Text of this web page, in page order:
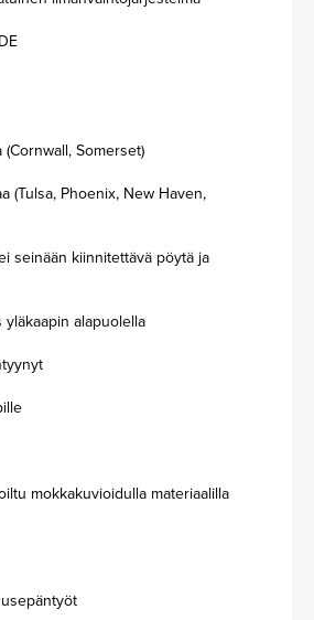
Somerset)
(Tulsa, Phoenix, New Haven,
seinään kiinnitettävä pöytä ja
yläkaapin alapuolella
mokkakuvioidulla materiaalilla